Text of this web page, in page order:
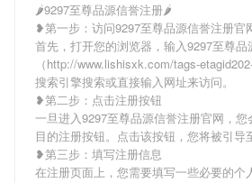
🌶9297至尊品源信誉注册🌶
❥第一步：访问9297至尊品源信誉注册官
首先，打开您的浏览器，输入9297至尊
（http://www.lishisxk.com/tags-
搜索引擎搜索或直接输入网址来访问。
❥第二步：点击注册按钮
一旦进入9297至尊品源信誉注册官网，
目的注册按钮。点击该按钮，您将被引导
❥第三步：填写注册信息
在注册页面上，您需要填写一些必要的个